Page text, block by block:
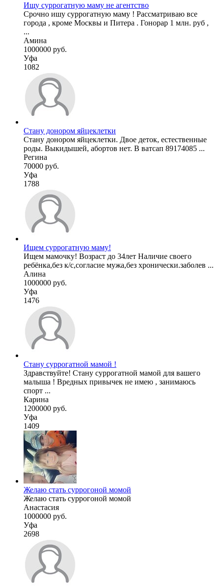
Ищу суррогатную маму не агентство
Срочно ишу суррогатную маму ! Рассматриваю все
города , кроме Москвы и Питера . Гонорар 1 млн. руб ,
...
Амина
1000000 руб.
Уфа
1082
Стану донором яйцеклетки
Стану донором яйцеклетки. Двое деток, естественные
роды. Выкидышей, абортов нет. В ватсап 89174085 ...
Регина
70000 руб.
Уфа
1788
Ищем суррогатную маму!
Ищем мамочку! Возраст до 34лет Наличие своего
ребёнка,без к/с,согласие мужа,без хронически.заболев ...
Алина
1000000 руб.
Уфа
1476
Стану суррогатной мамой !
Здравствуйте! Стану суррогатной мамой для вашего
малыша ! Вредных привычек не имею , занимаюсь
спорт ...
Карина
1200000 руб.
Уфа
1409
Желаю стать суррогоной момой
Желаю стать суррогоной момой
Анастасия
1000000 руб.
Уфа
2698